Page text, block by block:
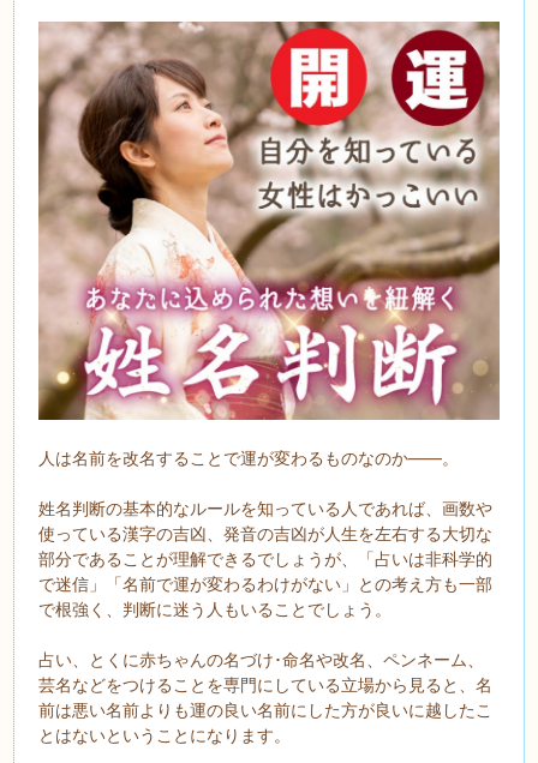
人は名前を改名することで運が変わるものなのか――。
姓名判断の基本的なルールを知っている人であれば、画数や
使っている漢字の吉凶、発音の吉凶が人生を左右する大切な
部分であることが理解できるでしょうが、「占いは非科学的
で迷信」「名前で運が変わるわけがない」との考え方も一部
で根強く、判断に迷う人もいることでしょう。
占い、とくに赤ちゃんの名づけ･命名や改名、ペンネーム、
芸名などをつけることを専門にしている立場から見ると、名
前は悪い名前よりも運の良い名前にした方が良いに越したこ
とはないということになります。